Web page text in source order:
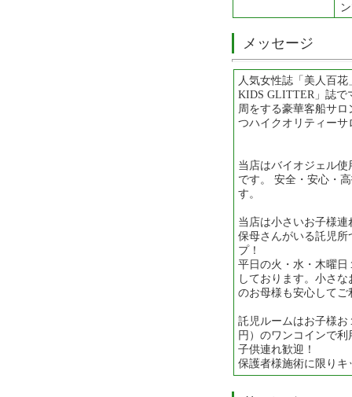
メッセージ
人気女性誌「美人百
KIDS GLITTER」誌で
周をする豪華客船サ
つハイクオリティーサ
当店はバイオジェル
です。 安全・安心・
す。
当店は小さいお子様
保母さんがいる託児
プ！
平日の火・水・木曜
しております。小さ
のお母様も安心してご
託児ルームはお子様
円）のワンコインで
子供連れ歓迎！
保護者様施術に限り